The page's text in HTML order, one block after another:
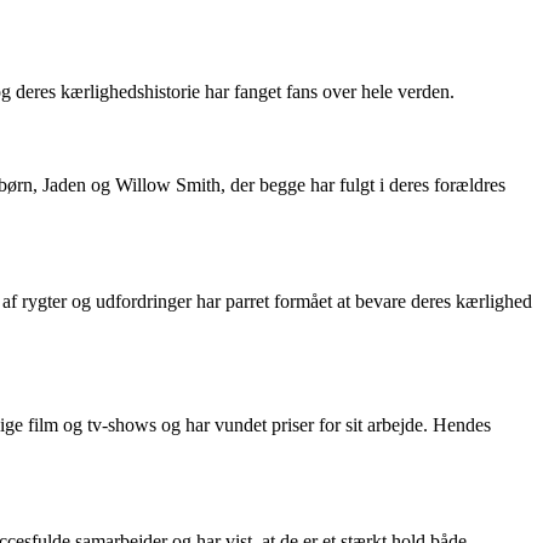
kærlighedshistorie har fanget fans over hele verden.
Jaden og Willow Smith, der begge har fulgt i deres forældres
rygter og udfordringer har parret formået at bevare deres kærlighed
film og tv-shows og har vundet priser for sit arbejde. Hendes